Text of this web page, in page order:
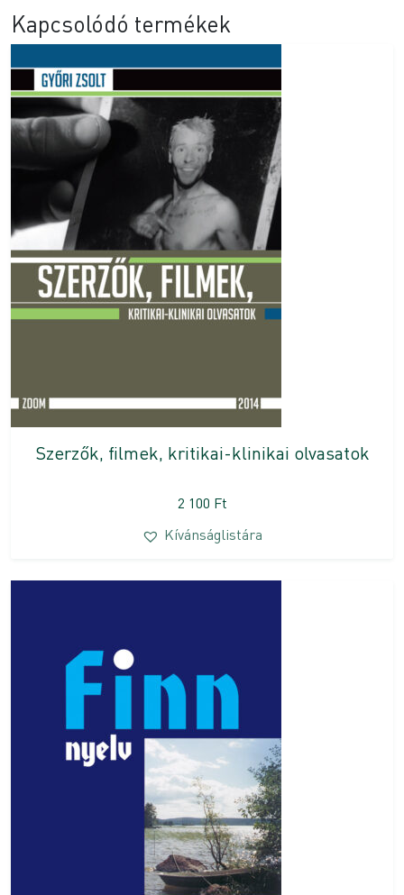
Kapcsolódó termékek
Szerzők, filmek, kritikai-klinikai olvasatok
2 100 Ft
Kívánságlistára